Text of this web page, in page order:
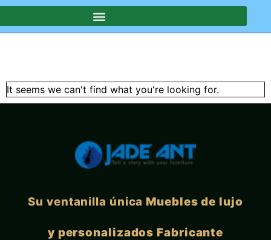
It seems we can't find what you're looking for.
Su ventanilla únicaMuebles de lujo
y personalizados Fabricante